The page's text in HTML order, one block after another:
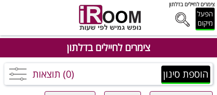
צימרים לחיילים בדלתון
הפעל
מיקום
צימרים לחיילים בדלתון
הוספת סינון (0) תוצאות